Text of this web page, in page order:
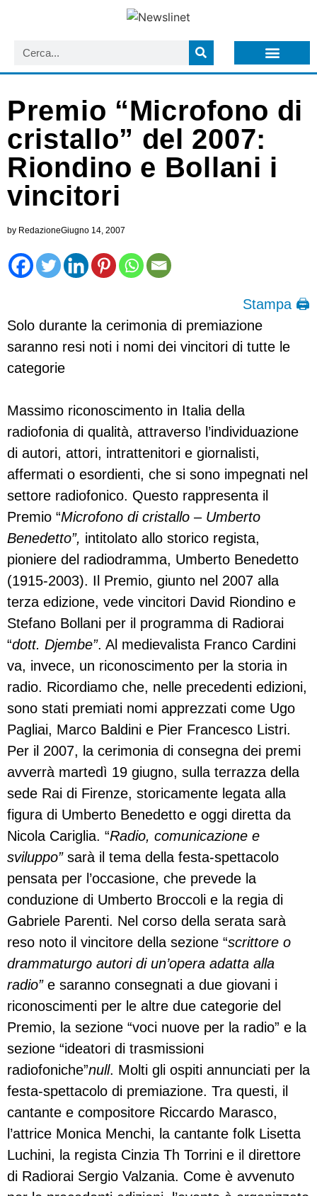
Premio “Microfono di
cristallo” del 2007:
Riondino e Bollani i
vincitori
by RedazioneGiugno 14, 2007
Stampa 🖨
Solo durante la cerimonia di premiazione
saranno resi noti i nomi dei vincitori di tutte le
categorie
Massimo riconoscimento in Italia della
radiofonia di qualità, attraverso l’individuazione
di autori, attori, intrattenitori e giornalisti,
affermati o esordienti, che si sono impegnati nel
settore radiofonico. Questo rappresenta il
Premio “Microfono di cristallo – Umberto
Benedetto”, intitolato allo storico regista,
pioniere del radiodramma, Umberto Benedetto
(1915-2003). Il Premio, giunto nel 2007 alla
terza edizione, vede vincitori David Riondino e
Stefano Bollani per il programma di Radiorai
“dott. Djembe”. Al medievalista Franco Cardini
va, invece, un riconoscimento per la storia in
radio. Ricordiamo che, nelle precedenti edizioni,
sono stati premiati nomi apprezzati come Ugo
Pagliai, Marco Baldini e Pier Francesco Listri.
Per il 2007, la cerimonia di consegna dei premi
avverrà martedì 19 giugno, sulla terrazza della
sede Rai di Firenze, storicamente legata alla
figura di Umberto Benedetto e oggi diretta da
Nicola Cariglia. “Radio, comunicazione e
sviluppo” sarà il tema della festa-spettacolo
pensata per l’occasione, che prevede la
conduzione di Umberto Broccoli e la regia di
Gabriele Parenti. Nel corso della serata sarà
reso noto il vincitore della sezione “scrittore o
drammaturgo autori di un’opera adatta alla
radio”e saranno consegnati a due giovani i
riconoscimenti per le altre due categorie del
Premio, la sezione “voci nuove per la radio” e la
sezione “ideatori di trasmissioni
radiofoniche”null. Molti gli ospiti annunciati per la
festa-spettacolo di premiazione. Tra questi, il
cantante e compositore Riccardo Marasco,
l’attrice Monica Menchi, la cantante folk Lisetta
Luchini, la regista Cinzia Th Torrini e il direttore
di Radiorai Sergio Valzania. Come è avvenuto